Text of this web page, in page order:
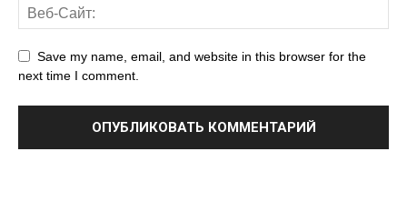
Save my name, email, and website in this browser for the
next time I comment.